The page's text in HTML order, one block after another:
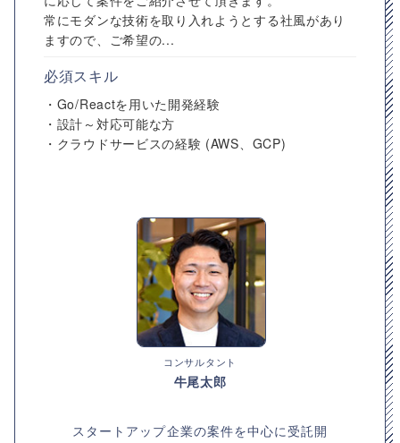
常にモダンな技術を取り入れようとする社風があり
ますので、ご希望の...
必須スキル
・Go/Reactを用いた開発経験
・設計～対応可能な方
・クラウドサービスの経験 (AWS、GCP)
コンサルタント
牛尾太郎
スタートアップ企業の案件を中心に受託開